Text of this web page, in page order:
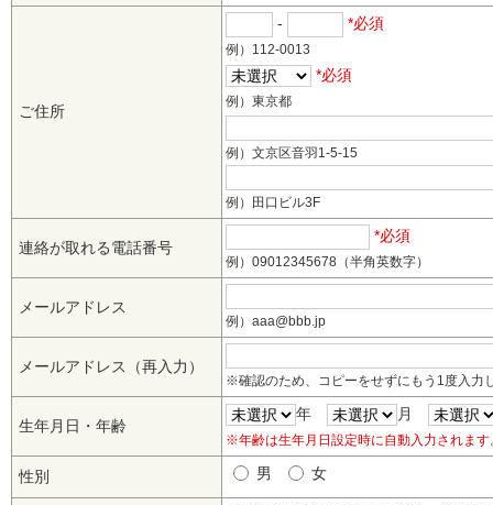
ご住所
- *必須
例）112-0013
*必須
例）東京都
例）​文京区音羽1-5-15
例）​​田口ビル3F
連絡が取れる電話番号
*必須
例）09012345678（半角英数字）
メールアドレス
例）aaa@bbb.jp
メールアドレス（再入力）
※確認のため、コピーをせずにもう1度入力
生年月日・年齢
年 月
※年齢は生年月日設定時に自動入力されます
性別 男 女